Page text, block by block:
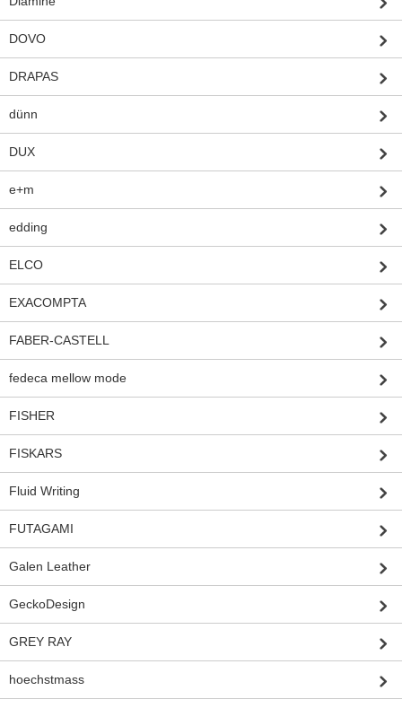
DOVO
DRAPAS
dünn
DUX
e+m
edding
ELCO
EXACOMPTA
FABER-CASTELL
fedeca mellow mode
FISHER
FISKARS
Fluid Writing
FUTAGAMI
Galen Leather
GeckoDesign
GREY RAY
hoechstmass